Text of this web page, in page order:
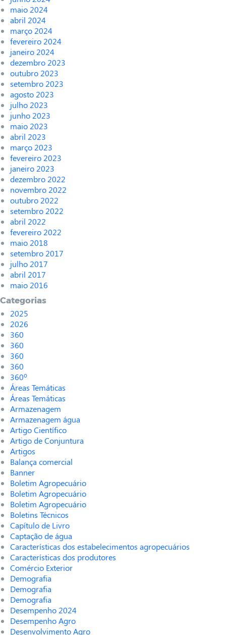
maio 2024
abril 2024
março 2024
fevereiro 2024
janeiro 2024
dezembro 2023
outubro 2023
setembro 2023
agosto 2023
julho 2023
junho 2023
maio 2023
abril 2023
março 2023
fevereiro 2023
janeiro 2023
dezembro 2022
novembro 2022
outubro 2022
setembro 2022
abril 2022
fevereiro 2022
maio 2018
setembro 2017
julho 2017
abril 2017
maio 2016
Categorias
2025
2026
360
360
360
360
360º
Áreas Temáticas
Áreas Temáticas
Armazenagem
Armazenagem água
Artigo Científico
Artigo de Conjuntura
Artigos
Balança comercial
Banner
Boletim Agropecuário
Boletim Agropecuário
Boletim Agropecuário
Boletins Técnicos
Capítulo de Livro
Captação de água
Características dos estabelecimentos agropecuários
Características dos produtores
Comércio Exterior
Demografia
Demografia
Demografia
Desempenho 2024
Desempenho Agro
Desenvolvimento Agro